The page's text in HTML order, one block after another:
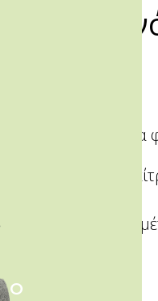
φυτό με πράσινα
πετάλων έχουν
θέσεις και